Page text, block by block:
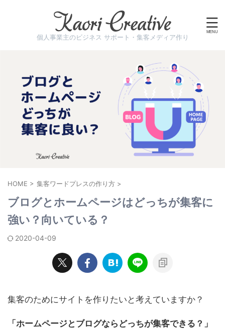
個人事業主のビジネス サポート・集客メディア作り
HOME > 集客ワードプレスの作り方 >
ブログとホームページはどっちが集客に
強い？向いている？
2020-04-09
集客のためにサイトを作りたいと考えていますか？
「ホームページとブログならどっちが集客できる？」